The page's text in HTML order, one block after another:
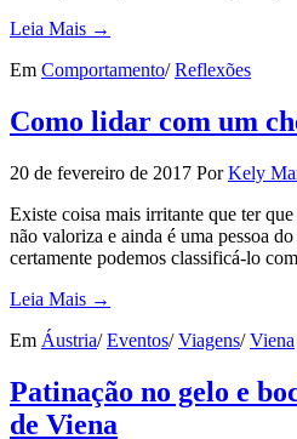
Leia Mais →
Em Comportamento/ Reflexões
Como lidar com um
20 de fevereiro de 2017 Por Kely
Existe coisa mais irritante que ter
não valoriza e ainda é uma pessoa
certamente podemos classificá-lo
Leia Mais →
Em Áustria/ Eventos/ Viagens/ Viena
Patinação no gelo e
de Viena